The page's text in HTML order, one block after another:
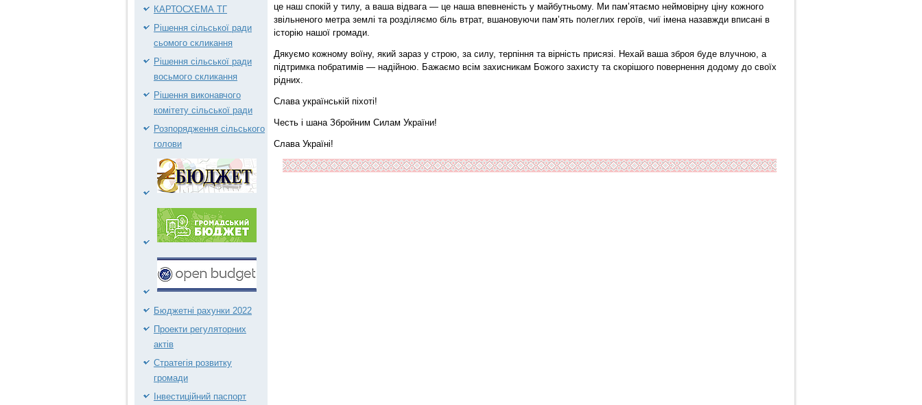
КАРТОСХЕМА ТГ
Рішення сільської ради
сьомого скликання
Рішення сільської ради
восьмого скликання
Рішення виконавчого
комітету сільської ради
Розпорядження сільського
голови
Бюджетні рахунки 2022
Проекти регуляторних
актів
Стратегія розвитку
громади
Інвестиційний паспорт
це наш спокій у тилу, а ваша відвага — це наша впевненість у майбутньому. Ми пам’ятаємо неймовірну ціну кожного
звільненого метра землі та розділяємо біль втрат, вшановуючи пам’ять полеглих героїв, чиї імена назавжди вписані в
історію нашої громади.
Дякуємо кожному воїну, який зараз у строю, за силу, терпіння та вірність присязі. Нехай ваша зброя буде влучною, а
підтримка побратимів — надійною. Бажаємо всім захисникам Божого захисту та скорішого повернення додому до своїх
рідних.
Слава українській піхоті!
Честь і шана Збройним Силам України!
Слава Україні!